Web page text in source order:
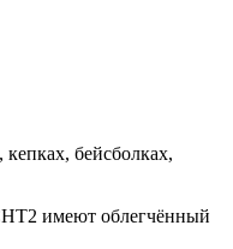
бейсболках,
имеют облегчённый